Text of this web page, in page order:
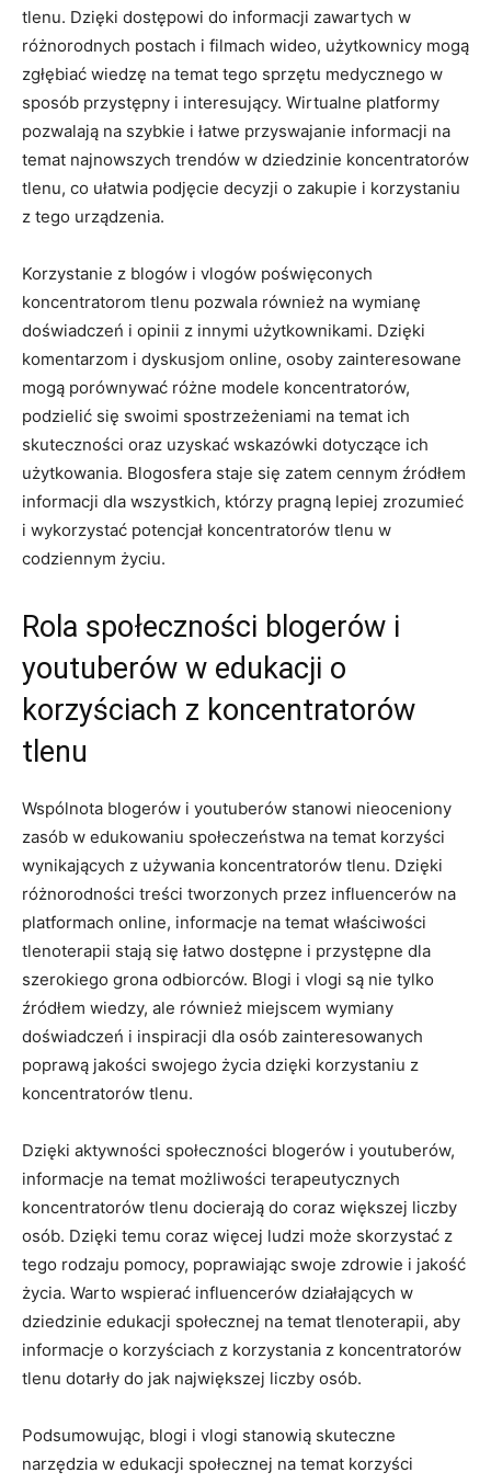
⁣tlenu. Dzięki dostępowi do informacji zawartych w
różnorodnych postach i filmach wideo, użytkownicy⁢ mogą
zgłębiać wiedzę na temat tego⁤ sprzętu medycznego w
sposób przystępny i interesujący. Wirtualne platformy
pozwalają na ⁣szybkie i łatwe ⁤przyswajanie informacji na
temat najnowszych ⁢trendów w dziedzinie koncentratorów
tlenu, co ułatwia podjęcie decyzji o zakupie i korzystaniu
z tego urządzenia.
Korzystanie z blogów i vlogów poświęconych
koncentratorom ​tlenu pozwala‌ również na‌ wymianę
doświadczeń i ‍opinii z innymi użytkownikami. Dzięki
komentarzom i dyskusjom⁢ online, osoby zainteresowane
mogą porównywać różne modele koncentratorów,
podzielić się swoimi spostrzeżeniami na temat ich
skuteczności oraz uzyskać wskazówki dotyczące ich
użytkowania. Blogosfera staje się zatem cennym źródłem
informacji dla wszystkich, którzy pragną lepiej zrozumieć
⁤i wykorzystać potencjał koncentratorów tlenu w
codziennym życiu.
Rola społeczności blogerów i
youtuberów w edukacji o
korzyściach z ‍koncentratorów
tlenu
Wspólnota blogerów i youtuberów stanowi nieoceniony
zasób w ​edukowaniu ‌społeczeństwa na temat korzyści
wynikających z używania koncentratorów tlenu. ⁤Dzięki
różnorodności treści tworzonych przez‌ influencerów na
platformach⁢ online, informacje na temat właściwości
tlenoterapii stają się łatwo ‍dostępne i przystępne dla
szerokiego grona odbiorców.‌ Blogi i vlogi są nie tylko
źródłem wiedzy, ale również miejscem wymiany
doświadczeń i ‌inspiracji dla osób ‍zainteresowanych
poprawą jakości swojego życia dzięki korzystaniu z
koncentratorów tlenu.
Dzięki aktywności‍ społeczności blogerów i youtuberów,⁣
informacje na temat możliwości terapeutycznych
koncentratorów tlenu docierają do coraz większej liczby
osób. Dzięki temu coraz więcej ludzi może ‍skorzystać z
tego rodzaju pomocy, poprawiając swoje‍ zdrowie i jakość‌
życia. Warto wspierać influencerów działających w
dziedzinie edukacji społecznej na temat tlenoterapii, aby
informacje o korzyściach z korzystania z koncentratorów
tlenu dotarły do jak największej liczby ‍osób.
Podsumowując, blogi i vlogi stanowią skuteczne⁢
narzędzia w​ edukacji społecznej na temat korzyści